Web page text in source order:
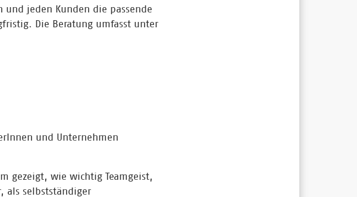
und jeden Kunden die passende
Die Beratung umfasst unter
und Unternehmen
gezeigt, wie wichtig Teamgeist,
als selbstständiger